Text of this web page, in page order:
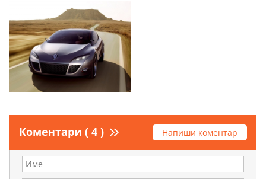
Коментари ( 4 ) Напиши коментар